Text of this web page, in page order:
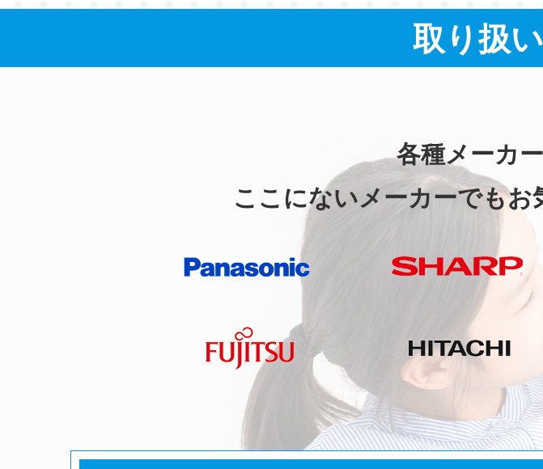
取り扱
各種メーカ
ここにないメーカーでも